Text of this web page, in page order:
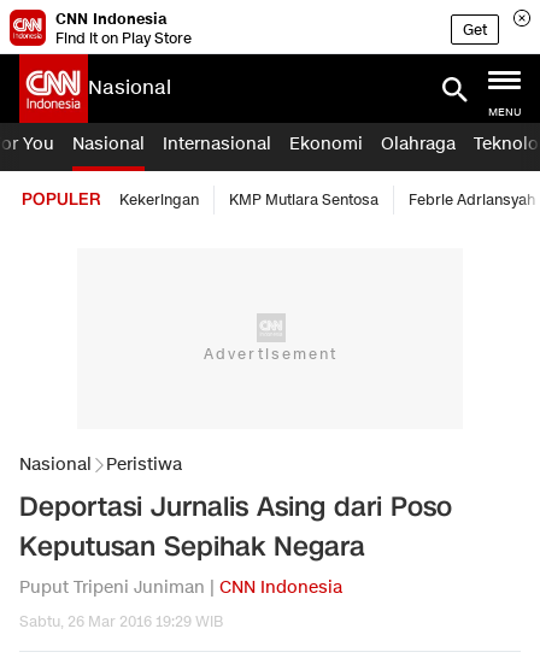
CNN Indonesia
Find it on Play Store
Get
Nasional
MENU
You Nasional Internasional Ekonomi Olahraga
POPULER Kekeringan KMP Mutiara Sentosa Febrie Adriansyah
Nasional Peristiwa
Deportasi Jurnalis Asing dari Poso
Keputusan Sepihak Negara
Puput Tripeni Juniman | CNN Indonesia
Sabtu, 26 Mar 2016 19:29 WIB